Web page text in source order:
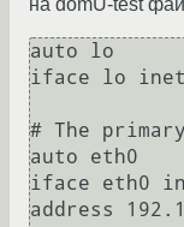
на domU-test
auto lo
iface lo inet
# The
auto eth0
iface eth0
address